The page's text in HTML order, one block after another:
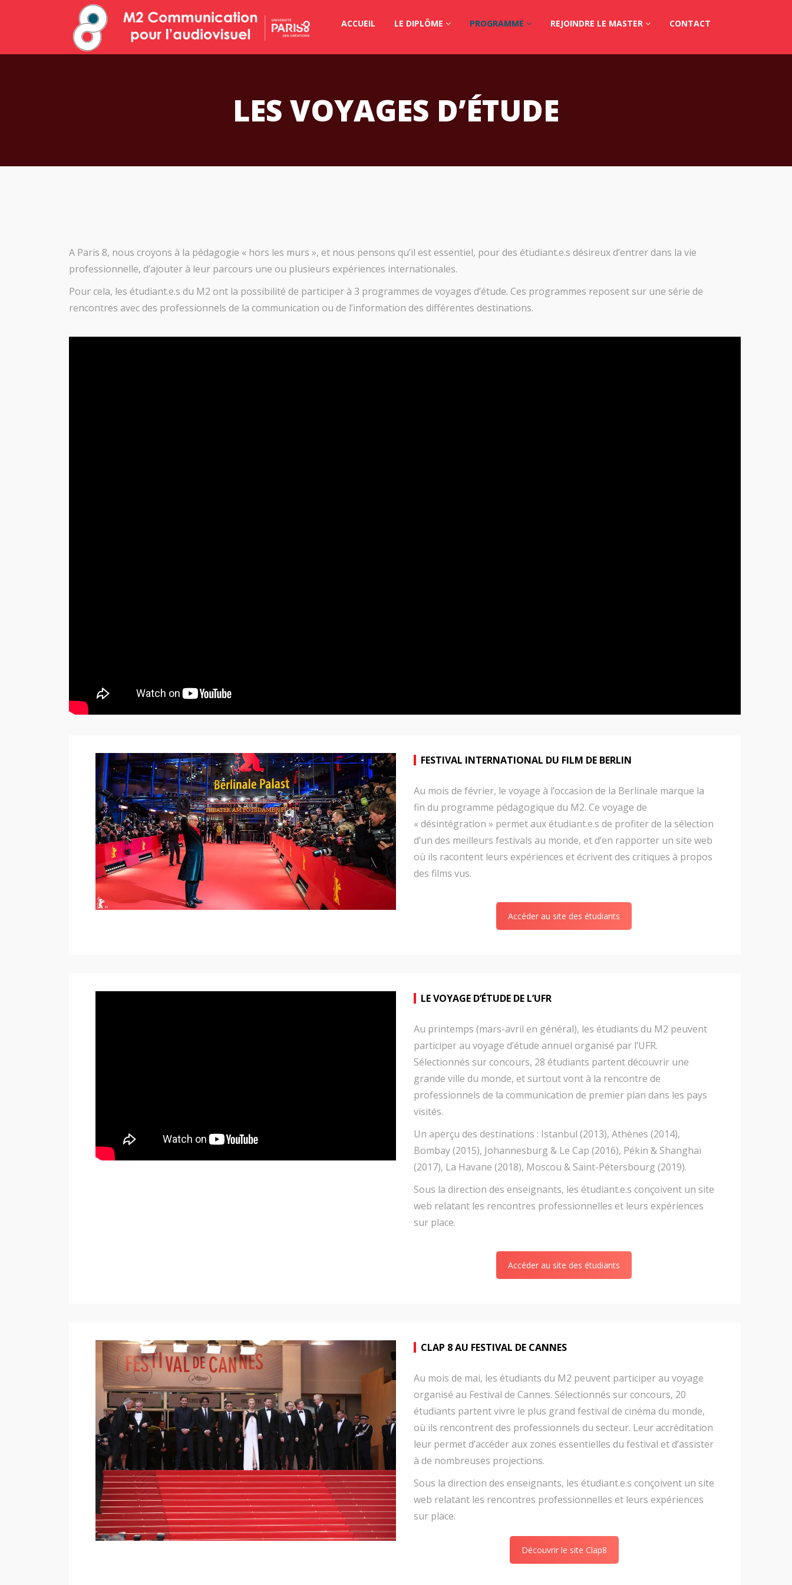
ACCUEIL LE DIPLÔME PROGRAMME REJOINDRE LE MASTER CONTACT
LES VOYAGES D’ÉTUDE
A Paris 8, nous croyons à la pédagogie « hors les murs », et nous pensons qu’il est essentiel, pour des étudiant.e.s désireux d’entrer dans la vie
professionnelle, d’ajouter à leur parcours une ou plusieurs expériences internationales.
Pour cela, les étudiant.e.s du M2 ont la possibilité de participer à 3 programmes de voyages d’étude. Ces programmes reposent sur une série de
rencontres avec des professionnels de la communication ou de l’information des différentes destinations.
FESTIVAL INTERNATIONAL DU FILM DE BERLIN
Au mois de février, le voyage à l’occasion de la Berlinale marque la
fin du programme pédagogique du M2. Ce voyage de
« désintégration » permet aux étudiant.e.s de profiter de la sélection
d’un des meilleurs festivals au monde, et d’en rapporter un site web
où ils racontent leurs expériences et écrivent des critiques à propos
des films vus.
Accéder au site des étudiants
LE VOYAGE D’ÉTUDE DE L’UFR
Au printemps (mars-avril en général), les étudiants du M2 peuvent
participer au voyage d’étude annuel organisé par l’UFR.
Sélectionnés sur concours, 28 étudiants partent découvrir une
grande ville du monde, et surtout vont à la rencontre de
professionnels de la communication de premier plan dans les pays
visités.
Un aperçu des destinations : Istanbul (2013), Athènes (2014),
Bombay (2015), Johannesburg & Le Cap (2016), Pékin & Shanghaï
(2017), La Havane (2018), Moscou & Saint-Pétersbourg (2019).
Sous la direction des enseignants, les étudiant.e.s conçoivent un site
web relatant les rencontres professionnelles et leurs expériences
sur place.
Accéder au site des étudiants
CLAP 8 AU FESTIVAL DE CANNES
Au mois de mai, les étudiants du M2 peuvent participer au voyage
organisé au Festival de Cannes. Sélectionnés sur concours, 20
étudiants partent vivre le plus grand festival de cinéma du monde,
où ils rencontrent des professionnels du secteur. Leur accréditation
leur permet d’accéder aux zones essentielles du festival et d’assister
à de nombreuses projections.
Sous la direction des enseignants, les étudiant.e.s conçoivent un site
web relatant les rencontres professionnelles et leurs expériences
sur place.
Découvrir le site Clap8